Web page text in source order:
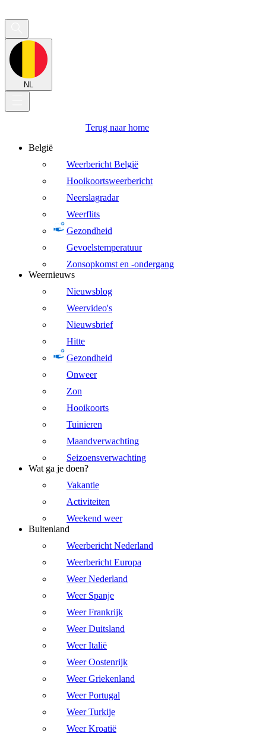
NL
Terug naar home
België
Weerbericht België
Hooikoortsweerbericht
Neerslagradar
Weerflits
Gezondheid
Gevoelstemperatuur
Zonsopkomst en -ondergang
Weernieuws
Nieuwsblog
Weervideo's
Nieuwsbrief
Hitte
Gezondheid
Onweer
Zon
Hooikoorts
Tuinieren
Maandverwachting
Seizoensverwachting
Wat ga je doen?
Vakantie
Activiteiten
Weekend weer
Buitenland
Weerbericht Nederland
Weerbericht Europa
Weer Nederland
Weer Spanje
Weer Frankrijk
Weer Duitsland
Weer Italië
Weer Oostenrijk
Weer Griekenland
Weer Portugal
Weer Turkije
Weer Kroatië